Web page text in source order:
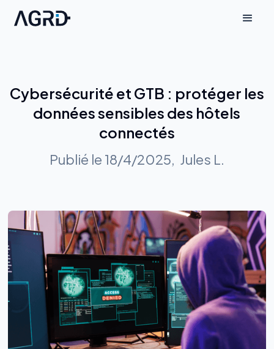
Cybersécurité et GTB : protéger les
données sensibles des hôtels
connectés
Publié le 18/4/2025, Jules L.